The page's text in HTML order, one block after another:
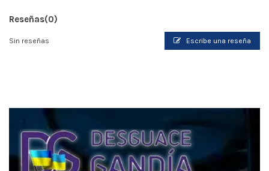
Reseñas(0)
Sin reseñas Escribe una reseña